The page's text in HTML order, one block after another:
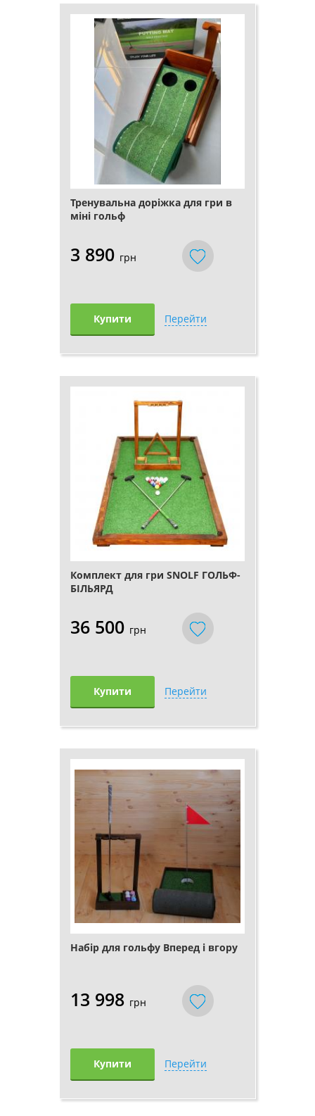
Тренувальна доріжка для гри в
міні гольф
3 890 грн
Купити Перейти
Комплект для гри SNOLF ГОЛЬФ-
БІЛЬЯРД
36 500 грн
Купити Перейти
Набір для гольфу Вперед і вгору
13 998 грн
Купити Перейти